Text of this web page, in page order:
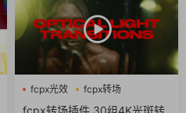
fcpx光效 fcpx转场